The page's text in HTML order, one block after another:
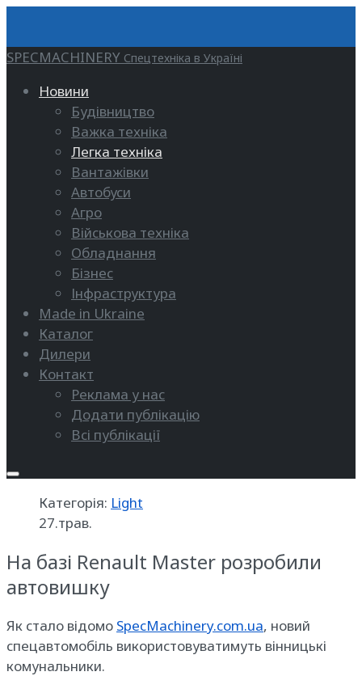
SPECMACHINERY Спецтехніка в Україні
Новини
Будівництво
Важка техніка
Легка техніка
Вантажівки
Автобуси
Агро
Військова техніка
Обладнання
Бізнес
Інфраструктура
Made in Ukraine
Каталог
Дилери
Контакт
Реклама у нас
Додати публікацію
Всі публікації
Категорія: Light
27.трав.
На базі Renault Master розробили
автовишку
Як стало відомо SpecMachinery.com.ua, новий
спецавтомобіль використовуватимуть вінницькі
комунальники.